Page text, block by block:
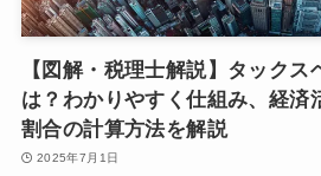
【図解・税理士解説】タックス
は？わかりやすく仕組み、経済
割合の計算方法を解説
2025年7月1日